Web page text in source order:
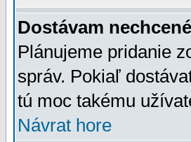
Dostávam
Plánujeme pridanie
správ. Pokiaľ
tú moc takému
Návrat hore